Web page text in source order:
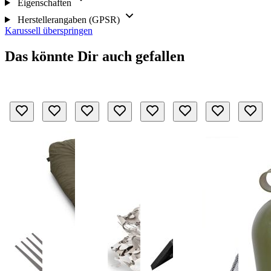
Eigenschaften
Herstellerangaben (GPSR)
Karussell überspringen
Das könnte Dir auch gefallen